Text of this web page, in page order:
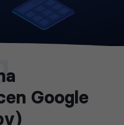
Google